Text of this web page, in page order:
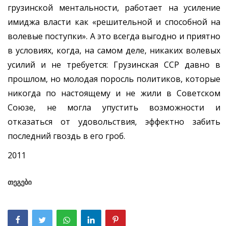
грузинской ментальности, работает на усиление
имиджа власти как «решительной и способной на
волевые поступки». А это всегда выгодно и приятно
в условиях, когда, на самом деле, никаких волевых
усилий и не требуется: Грузинская ССР давно в
прошлом, но молодая поросль политиков, которые
никогда по настоящему и не жили в Советском
Союзе, не могла упустить возможности и
отказаться от удовольствия, эффектно забить
последний гвоздь в его гроб.
2011
თეგები